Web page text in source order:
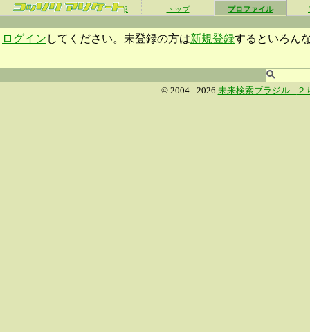
β トップ プロファイル
ログイン してください。未登録の方は新規登録するといろん
© 2004 - 2026 未来検索ブラジル - ２